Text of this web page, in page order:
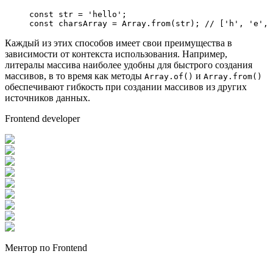
const str = 'hello' ;
const charsArray = Array. from( str); // [ 'h' , 'e' ,
Каждый из этих способов имеет свои преимущества в
зависимости от контекста использования. Например,
литералы массива наиболее удобны для быстрого создания
массивов, в то время как методы Array.of() и Array.from()
обеспечивают гибкость при создании массивов из других
источников данных.
Frontend developer
Ментор по Frontend